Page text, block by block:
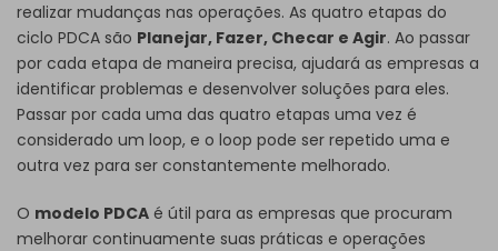
realizar mudanças nas operações. As quatro etapas do
ciclo PDCA são Planejar, Fazer, Checar e Agir. Ao passar
por cada etapa de maneira precisa, ajudará as empresas a
identificar problemas e desenvolver soluções para eles.
Passar por cada uma das quatro etapas uma vez é
considerado um loop, e o loop pode ser repetido uma e
outra vez para ser constantemente melhorado.
O modelo PDCA é útil para as empresas que procuram
melhorar continuamente suas práticas e operações